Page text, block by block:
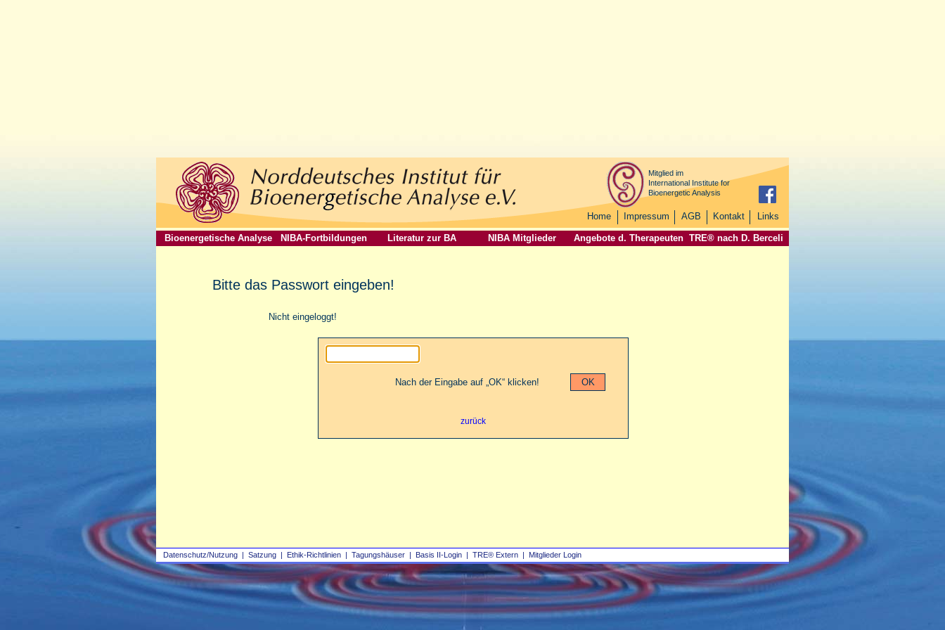
Datenschutz/Nutzung | Satzung | Ethik-Richtlinien | Tagungshäuser | Basis II‑Login | TRE® Extern | Mitglieder Login
Mitglied im
International Institute for
Bioenergetic Analysis
Home Impressum AGB Kontakt Links
Bioenergetische Analyse NIBA-Fortbildungen Literatur zur BA NIBA Mitglieder Angebote d. Therapeuten TRE® nach D. Berceli
Bitte das Passwort eingeben!
Nicht eingeloggt!
Nach der Eingabe auf „OK“ klicken!
zurück